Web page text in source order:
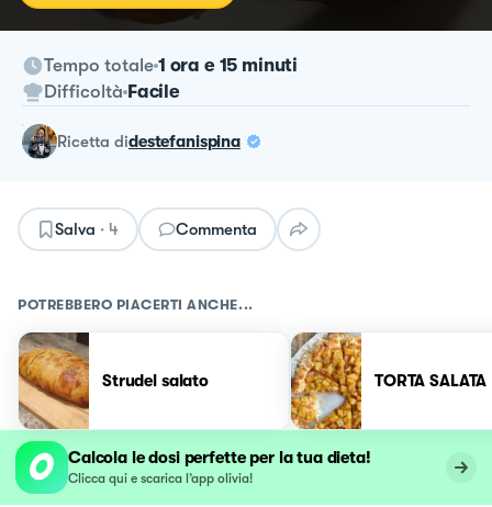
Tempo totale 1 ora e 15 minuti
Difficoltà Facile
ricetta didestefanispina
Salva · 4 Commenta
POTREBBERO PIACERTI ANCHE...
Strudel salato TORTA SALATA
Calcola le dosi perfette per la tua dieta!
Clicca qui e scarica l’app olivia!